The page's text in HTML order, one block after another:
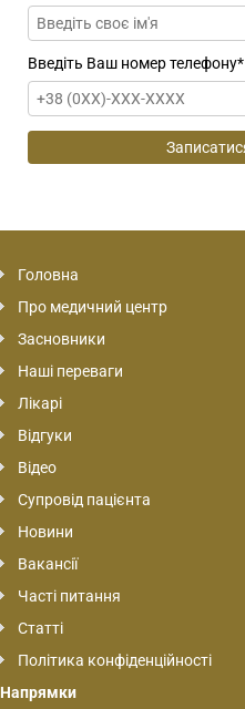
Введіть Ваш номер телефону*
Головна
Про медичний центр
Засновники
Наші переваги
Лікарі
Відгуки
Відео
Супровід пацієнта
Новини
Вакансії
Часті питання
Статті
Політика конфіденційності
Напрямки